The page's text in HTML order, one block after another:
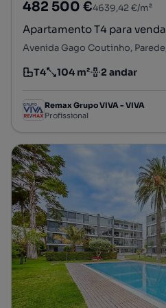
482 500 €4639,42 €/m²
Apartamento T4 para venda
Tipologia
T4
Preço por metro quadrado
104 m²
Andar 2 andar
Remax Grupo VIVA - VIVA
Profissional